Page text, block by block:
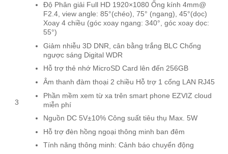
3
Độ Phân giải Full HD 1920×1080 Ống kính 4mm@
F2.4, view angle: 85°(chéo), 75° (ngang), 45°(dọc)
Xoay 4 chiều (góc xoay ngang: 340°, góc xoay dọc:
55°)
Giảm nhiễu 3D DNR, cân bằng trắng BLC Chống
ngược sáng Digital WDR
Hỗ trợ thẻ nhớ MicroSD Card lên đến 256GB
Âm thanh đàm thoại 2 chiều Hỗ trợ 1 cổng LAN RJ45
Phần mềm xem từ xa trên smart phone EZVIZ cloud
miễn phí
Nguồn DC 5V±10% Công suất tiêu thụ Max. 5W
Hỗ trợ đèn hồng ngoại thông minh ban đêm
Tính năng thông minh: Cảnh báo chuyển động